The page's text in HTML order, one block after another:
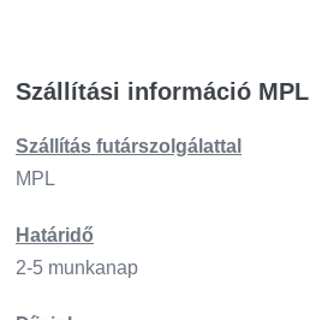
Szállítási információ MPL
Szállítás futárszo lgálattal
MPL
Határidő
2-5 munkanap